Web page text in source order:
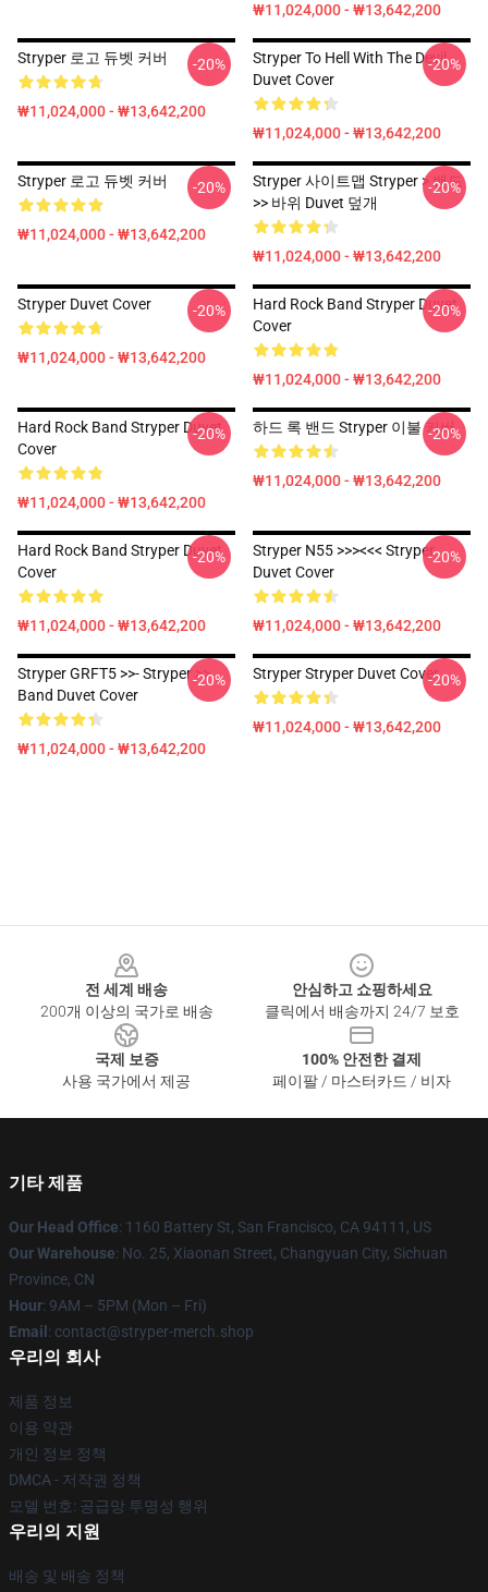
₩11,024,000 - ₩13,642,200
Stryper 로고 듀벳 커버
₩11,024,000 - ₩13,642,200
-20%
Stryper To Hell With The Devil
Duvet Cover
₩11,024,000 - ₩13,642,200
-20%
Stryper 로고 듀벳 커버
₩11,024,000 - ₩13,642,200
-20%
Stryper 사이트맵 Stryper > 밴드
>> 바위 Duvet 덮개
₩11,024,000 - ₩13,642,200
-20%
Stryper Duvet Cover
₩11,024,000 - ₩13,642,200
-20%
Hard Rock Band Stryper Duvet
Cover
₩11,024,000 - ₩13,642,200
-20%
Hard Rock Band Stryper Duvet
Cover
₩11,024,000 - ₩13,642,200
-20% 하드 록 밴드 Stryper 이불 커버
₩11,024,000 - ₩13,642,200
-20%
Hard Rock Band Stryper Duvet
Cover
₩11,024,000 - ₩13,642,200
-20%
Stryper N55 >>><<< Stryper
Duvet Cover
₩11,024,000 - ₩13,642,200
-20%
Stryper GRFT5 >>- Stryper >>
Band Duvet Cover
₩11,024,000 - ₩13,642,200
-20% Stryper Stryper Duvet Cover
₩11,024,000 - ₩13,642,200
-20%
전 세계 배송
200개 이상의 국가로 배송
안심하고 쇼핑하세요
클릭에서 배송까지 24/7 보호
국제 보증
사용 국가에서 제공
100% 안전한 결제
페이팔 / 마스터카드 / 비자
기타 제품
Our Head Office: 1160 Battery St, San Francisco, CA 94111, US
Our Warehouse: No. 25, Xiaonan Street, Changyuan City, Sichuan
Province, CN
Hour: 9AM – 5PM (Mon – Fri)
Email : contact@stryper-merch.shop
우리의 회사
제품 정보
이용 약관
개인 정보 정책
DMCA - 저작권 정책
모델 번호: 공급망 투명성 행위
우리의 지원
배송 및 배송 정책